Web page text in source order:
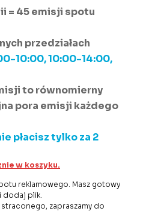
155,00 zł
1
= 45 emisji spotu
przedziałach
10:00, 10:00-14:00,
to równomierny
pora emisji każdego
płacisz tylko za 2
w koszyku.
reklamowego. Masz gotowy
plik.
zapraszamy do